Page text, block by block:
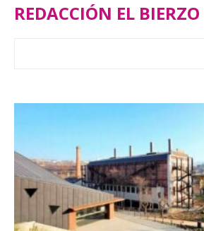
REDACCIÓN EL BIERZO